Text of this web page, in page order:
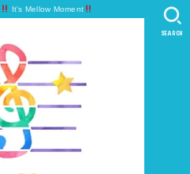
It's Mellow Moment
SEARCH